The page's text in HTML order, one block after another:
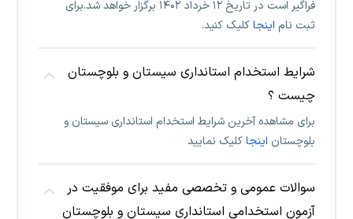
فراگیر است در تاریخ ۱۲ خرداد ۱۴۰۲ برگزار خواهد شد.برای
ثبت نام اینجاکلیک کنید.
شرایط استخدام استانداری سیستان و بلوچستان
چیست ؟
برای مشاهده آخرین شرایط استخدام استانداری سیستان و
بلوچستان اینجاکلیک نمایید
سوالات عمومی و تخصصی مفید برای موفقیت در
آزمون استخدامی استانداری سیستان و بلوچستان